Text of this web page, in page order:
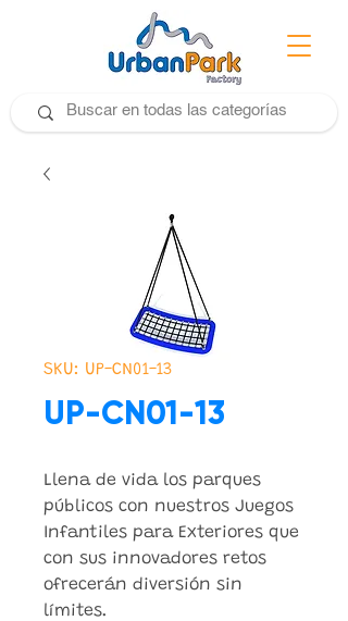
SKU: UP-CN01-13
UP-CN01-13
Llena de vida los parques
públicos con nuestros Juegos
Infantiles para Exteriores que
con sus innovadores retos
ofrecerán diversión sin
límites.